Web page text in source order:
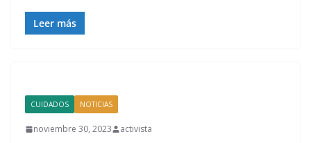
Leer más
CUIDADOS NOTICIAS
noviembre 30, 2023 activista